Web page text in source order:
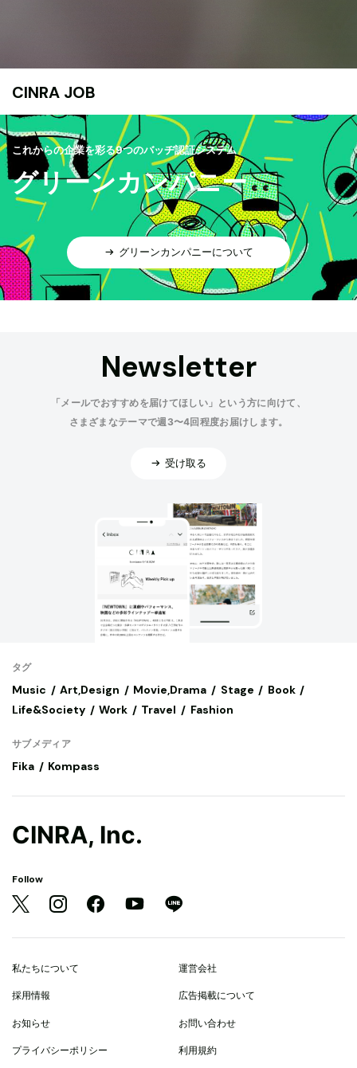
CINRA JOB
これからの企業を彩る9つのバッヂ認証システム
グリーンカンパニー
グリーンカンパニーについて
Newsletter
「メールでおすすめを届けてほしい」という方に向けて、
さまざまなテーマで週3〜4回程度お届けします。
受け取る
タグ
Music Art,Design Movie,Drama Stage
Book
Life&Society
Work Travel Fashion
サブメディア
Fika Kompass
CINRA, Inc.
Follow
私たちについて 運営会社
採用情報 広告掲載について
お知らせ お問い合わせ
プライバシーポリシー 利用規約